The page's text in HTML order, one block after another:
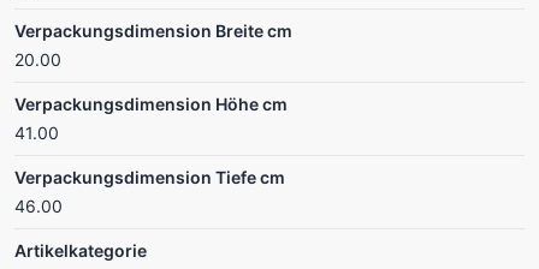
Verpackungsdimension Breite cm
20.00
Verpackungsdimension Höhe cm
41.00
Verpackungsdimension Tiefe cm
46.00
Artikelkategorie